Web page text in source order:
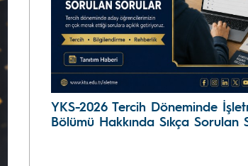
YKS-2026 Tercih Döneminde
Bölümü Hakkında Sıkça Sorulan